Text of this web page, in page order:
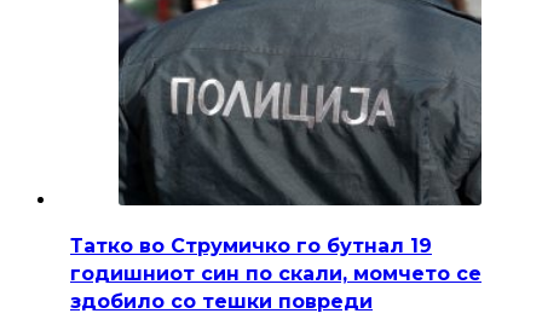
Татко во Струмичко го бутнал 19
годишниот син по скали, момчето се
здобило со тешки повреди